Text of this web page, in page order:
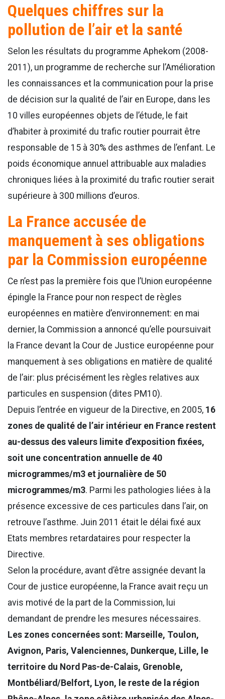
Quelques chiffres sur la
pollution de l’air et la santé
Selon les résultats du programme Aphekom (2008-
2011), un programme de recherche sur l’Amélioration
les connaissances et la communication pour la prise
de décision sur la qualité de l’air en Europe, dans les
10 villes européennes objets de l’étude, le fait
d’habiter à proximité du trafic routier pourrait être
responsable de 15 à 30% des asthmes de l’enfant. Le
poids économique annuel attribuable aux maladies
chroniques liées à la proximité du trafic routier serait
supérieure à 300 millions d’euros.
La France accusée de
manquement à ses obligations
par la Commission européenne
Ce n’est pas la première fois que l’Union européenne
épingle la France pour non respect de règles
européennes en matière d’environnement: en mai
dernier, la Commission a annoncé qu’elle poursuivait
la France devant la Cour de Justice européenne pour
manquement à ses obligations en matière de qualité
de l’air: plus précisément les règles relatives aux
particules en suspension (dites PM10).
Depuis l’entrée en vigueur de la Directive, en 2005, 16
zones de qualité de l’air intérieur en France restent
au-dessus des valeurs limite d’exposition fixées,
soit une concentration annuelle de 40
microgrammes/m3 et journalière de 50
microgrammes/m3. Parmi les pathologies liées à la
présence excessive de ces particules dans l’air, on
retrouve l’asthme. Juin 2011 était le délai fixé aux
Etats membres retardataires pour respecter la
Directive.
Selon la procédure, avant d’être assignée devant la
Cour de justice européenne, la France avait reçu un
avis motivé de la part de la Commission, lui
demandant de prendre les mesures nécessaires.
Les zones concernées sont: Marseille, Toulon,
Avignon, Paris, Valenciennes, Dunkerque, Lille, le
territoire du Nord Pas-de-Calais, Grenoble,
Montbéliard/Belfort, Lyon, le reste de la région